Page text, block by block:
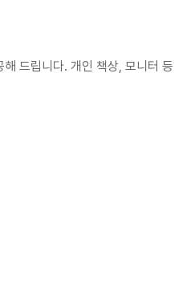
드립니다. 개인 책상, 모니터 등